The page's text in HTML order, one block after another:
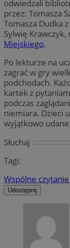
odwiedzali
przez: Tomasza
Tomasza Dudka z
Sylwię Krawczyk,
Miejskiego.
Po lekturze na
zagrać w gry
podchodach.
kartek z
podczas
niemiara. Dzieci
wyjątkowo udane.
Słuchaj
Tagi:
Wspólne
Udostępnij